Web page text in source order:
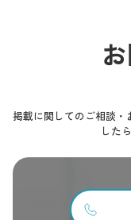
掲載に関してのご相談・
した